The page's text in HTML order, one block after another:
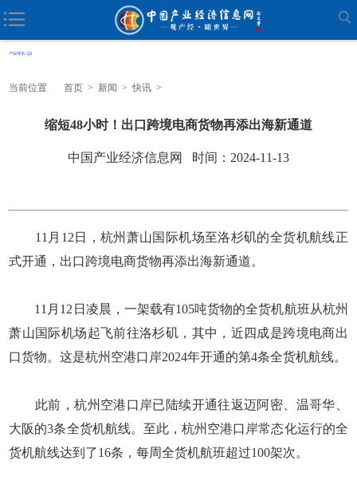
当前位置 首页 > 新闻 > 快讯 >
缩短48小时！出口跨境电商货物再添出海新通道
中国产业经济信息网 时间：2024-11-13
11月12日，杭州萧山国际机场至洛杉矶的全货机航线正
式开通，出口跨境电商货物再添出海新通道。
11月12日凌晨，一架载有105吨货物的全货机航班从杭州
萧山国际机场起飞前往洛杉矶，其中，近四成是跨境电商出
口货物。这是杭州空港口岸2024年开通的第4条全货机航线。
此前，杭州空港口岸已陆续开通往返迈阿密、温哥华、
大阪的3条全货机航线。至此，杭州空港口岸常态化运行的全
货机航线达到了16条，每周全货机航班超过100架次。